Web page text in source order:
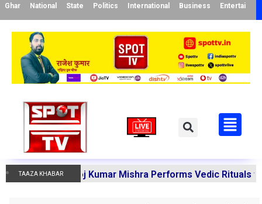
Ghar National State Politics International Business
TAAZA KHABAR
Manoj Kumar Mishra Performs Vedic Rituals for